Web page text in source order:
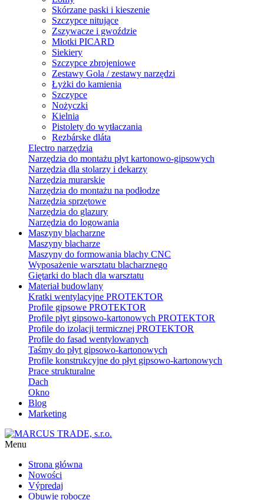
Skórzane paski i kieszenie
Szczypce nitujące
Zszywacze i gwoździe
Młotki PICARD
Siekiery
Szczypce zbrojeniowe
Zestawy Gola / zestawy narzędzi
Łyżki do kamienia
Szczypce
Nożyczki
Kielnia
Pistolety do wytłaczania
Rezbárske dláta
Electro narzędzia
Narzędzia do montażu płyt kartonowo-gipsowych
Narzędzia dla stolarzy i dekarzy
Narzędzia murarskie
Narzędzia do montażu na podłodze
Narzędzia sprzętowe
Narzędzia do glazury
Narzędzia do logowania
Maszyny blacharzne
Maszyny blacharze
Maszyny do formowania blachy CNC
Wyposażenie warsztatu blacharznego
Giętarki do blach dla warsztatu
Materiał budowlany
Kratki wentylacyjne PROTEKTOR
Profile gipsowe PROTEKTOR
Profile płyt gipsowo-kartonowych PROTEKTOR
Profile do izolacji termicznej PROTEKTOR
Profile do fasad wentylowanych
Taśmy do płyt gipsowo-kartonowych
Profile konstrukcyjne do płyt gipsowo-kartonowych
Prace strukturalne
Dach
Okno
Blog
Marketing
Menu
Strona główna
Nowości
Výpredaj
Obuwie robocze